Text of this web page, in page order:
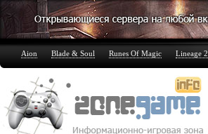
Aion Blade & Soul Runes Of Magic Lineage 2